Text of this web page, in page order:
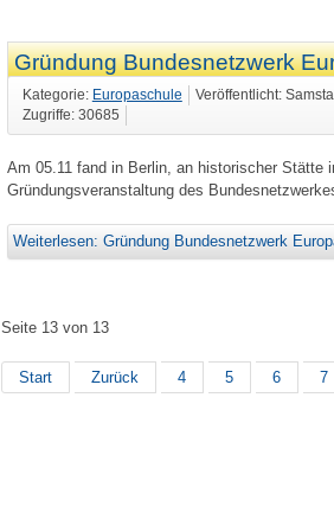
Gründung Bundesnetzwerk
Kategorie: Europaschule Veröffentlicht:
Zugriffe: 30685
Am 05.11 fand in Berlin, an historischer Stätte
Gründungsveranstaltung des
Weiterlesen: Gründung Bundesnetzwerk
Seite 13 von 13
Start Zurück 4 5 6 7